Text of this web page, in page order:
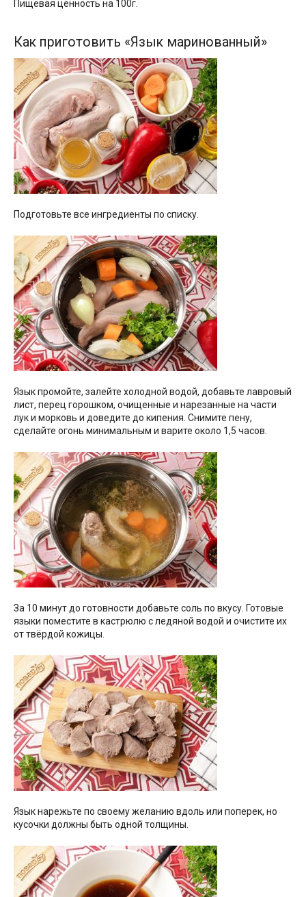
Пищевая ценность на 100г.
Как приготовить «Язык маринованный»
Подготовьте все ингредиенты по списку.
Язык промойте, залейте холодной водой, добавьте лавровый
лист, перец горошком, очищенные и нарезанные на части
лук и морковь и доведите до кипения. Снимите пену,
сделайте огонь минимальным и варите около 1,5 часов.
За 10 минут до готовности добавьте соль по вкусу. Готовые
языки поместите в кастрюлю с ледяной водой и очистите их
от твёрдой кожицы.
Язык нарежьте по своему желанию вдоль или поперек, но
кусочки должны быть одной толщины.